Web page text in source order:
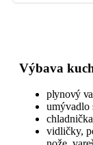
Výbava
plynový
umývadlo
vidličky,